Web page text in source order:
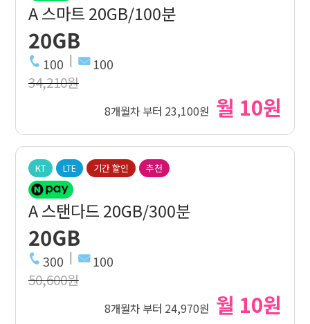
A 스마트 20GB/100분
20GB
100 100
34,210원
8개월차 부터 23,100원 월 10원
KT LTE 기간 할인 추천
A 스탠다드 20GB/300분
20GB
300 100
50,600원
8개월차 부터 24,970원 월 10원